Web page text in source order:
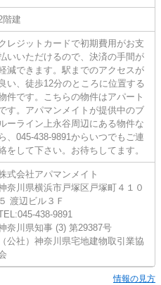
階建
レジットカードで初期費用がお支
いいただけるので、決済の手間が
減できます。駅までのアクセスが
良い、徒歩12分のところに位置する
件です。こちらの物件はアパート
す。アパマンメイトが提供中のブ
ーライン上永谷周辺にある物件な
ら、045-438-9891からいつでもご連
をして下さい。お待ちしてます。
式会社アパマンメイト
奈川県横浜市戸塚区戸塚町４１０
５ 渡辺ビル３Ｆ
438-9891
奈川県知事 (3) 第29387号
（公社）神奈川県宅地建物取引業協
情報の見方